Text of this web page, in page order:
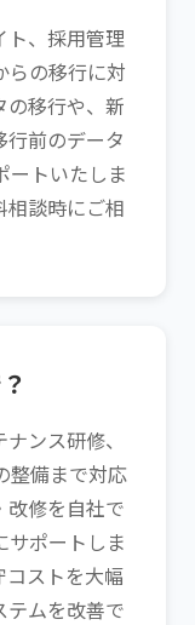
ト、採用管理
らの移行に対
の移行や、新
前のデータ
ートいたしま
相談時にご相
ンス研修、
整備まで対応
改修を自社で
サポートしま
コストを大幅
テムを改善で